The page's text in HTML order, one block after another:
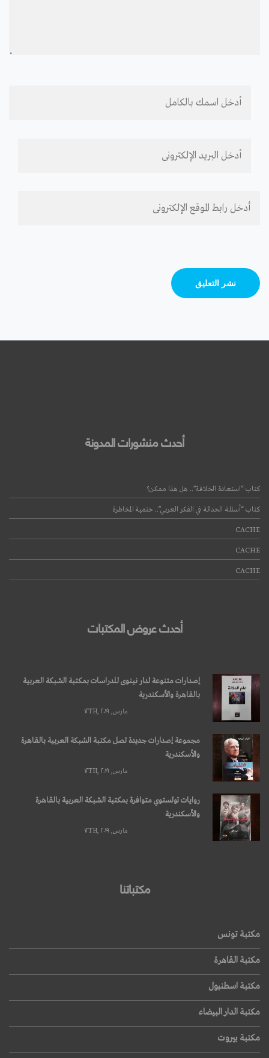
أحدث منشورات المدونة
كتاب “استعادة الخلافة”.. هل هذا ممكن؟
كتاب “أسئلة الحداثة في الفكر العربي”.. حتمية المخاطرة
CACHE
CACHE
CACHE
أحدث عروض المكتبات
إصدارات متنوعة لدار نينوى للدراسات بمكتبة الشبكة العربية
بالقاهرة والأسكندرية
مارس, ۱۲TH, ۲۰۱۹
مجموعة إصدارات جديدة تصل مكتبة الشبكة العربية بالقاهرة
والأسكندرية
مارس, ۱۲TH, ۲۰۱۹
روايات تولستوي متوافرة بمكتبة الشبكة العربية بالقاهرة
والأسكندرية
مارس, ۱۲TH, ۲۰۱۹
مكتباتنا
مكتبة تونس
مكتبة القاهرة
مكتبة اسطنبول
مكتبة الدار البيضاء
مكتبة بيروت